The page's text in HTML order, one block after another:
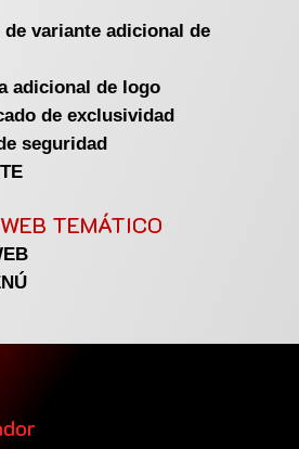
de variante adicional de
adicional de logo
de exclusividad
seguridad
TEMÁTICO